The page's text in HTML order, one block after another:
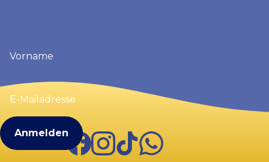
(erforderlich)
E-
Mailadresse
FacebookInstagram
TikTokWhatsApp